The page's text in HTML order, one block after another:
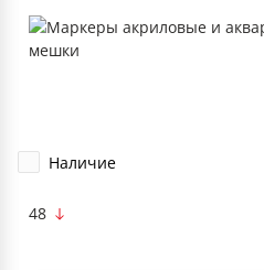
Наличие
48